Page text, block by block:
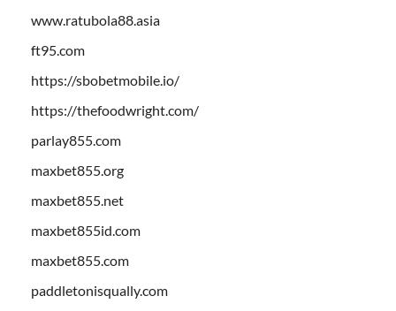
www.ratubola88.asia
ft95.com
https://sbobetmobile.io/
https://thefoodwright.com/
parlay855.com
maxbet855.org
maxbet855.net
maxbet855id.com
maxbet855.com
paddletonisqually.com